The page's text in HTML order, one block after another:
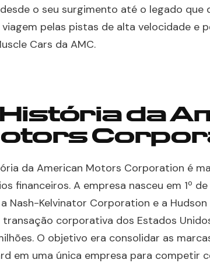
o seu surgimento até o legado
pelas pistas de alta velocidade e
Cars da AMC.
da
da American Motors Corporation é
financeiros. A empresa nasceu em 1º
Nash-Kelvinator Corporation e a
corporativa dos Estados
O objetivo era consolidar as
em uma única empresa para competir